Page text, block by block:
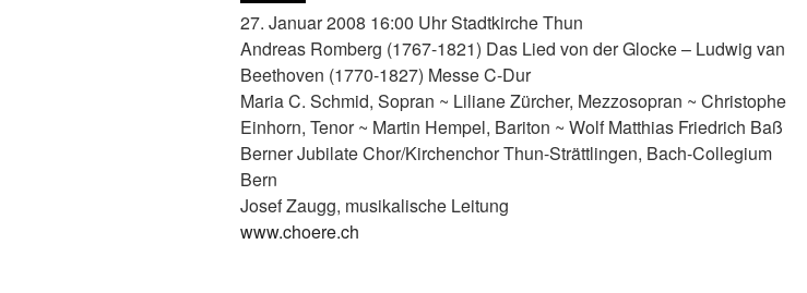
27. Januar 2008 16:00 Uhr Stadtkirche Thun
Andreas Romberg (1767-1821) Das Lied von der Glocke – Ludwig van
Beethoven (1770-1827) Messe C-Dur
Maria C. Schmid, Sopran ~ Liliane Zürcher, Mezzosopran ~ Christophe
Einhorn, Tenor ~ Martin Hempel, Bariton ~ Wolf Matthias Friedrich Baß
Berner Jubilate Chor/Kirchenchor Thun-Strättlingen, Bach-Collegium
Bern
Josef Zaugg, musikalische Leitung
www.choere.ch